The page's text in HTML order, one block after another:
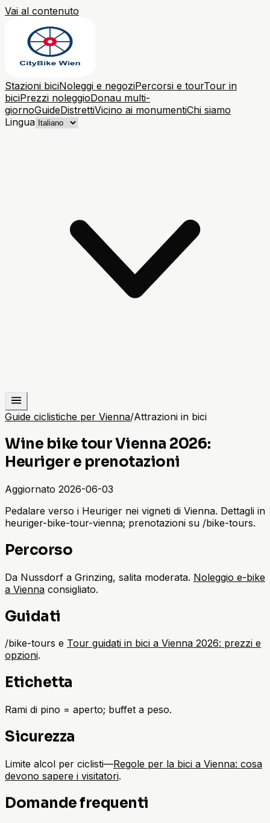
Vai al contenuto
Stazioni biciNoleggi e negoziPercorsi e tourTour in
biciPrezzi noleggioDonau multi-
giornoGuideDistrettiVicino ai monumentiChi siamo
Lingua
Guide ciclistiche per Vienna/Attrazioni in bici
Wine bike tour Vienna 2026:
Heuriger e prenotazioni
Aggiornato 2026-06-03
Pedalare verso i Heuriger nei vigneti di Vienna. Dettagli in
heuriger-bike-tour-vienna; prenotazioni su /bike-tours.
Percorso
Da Nussdorf a Grinzing, salita moderata. Noleggio e-bike
a Vienna consigliato.
Guidati
/bike-tours e Tour guidati in bici a Vienna 2026: prezzi e
opzioni.
Etichetta
Rami di pino = aperto; buffet a peso.
Sicurezza
Limite alcol per ciclisti—Regole per la bici a Vienna: cosa
devono sapere i visitatori.
Domande frequenti